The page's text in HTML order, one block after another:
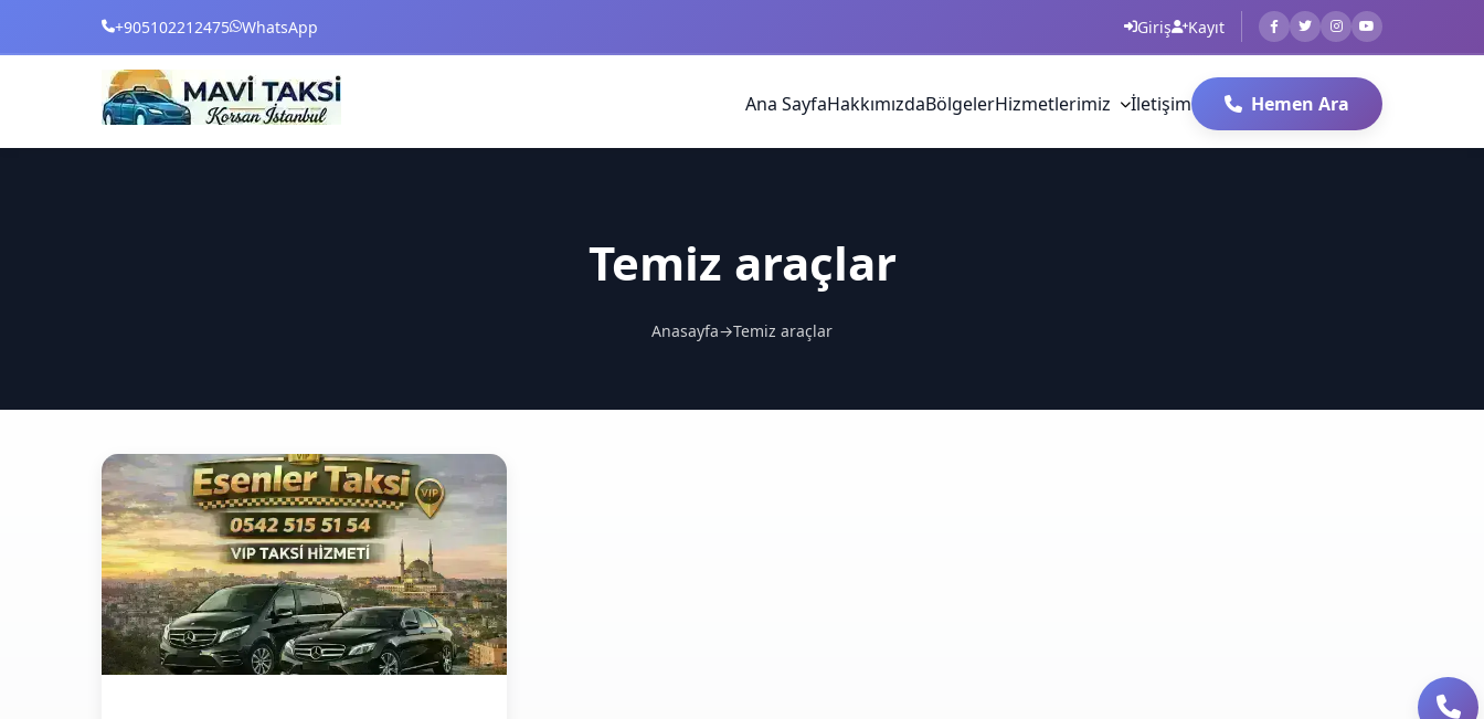
+905102212475 WhatsApp Giriş Kayıt
Ana SayfaHakkımızdaBölgelerHizmetlerimiz İletişim Hemen Ara
Temiz araçlar
Anasayfa→Temiz araçlar